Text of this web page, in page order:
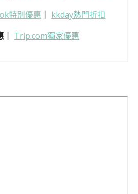
特別優惠
kkday熱門折扣
Trip.com獨家優惠